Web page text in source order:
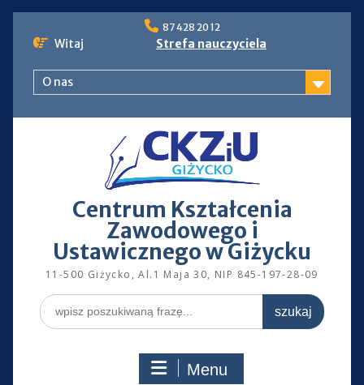
to
87 428 20 12
Witaj Strefa nauczyciela
O nas
Centrum Kształcenia
Zawodowego i
Ustawicznego w Giżycku
11-500 Giżycko, Al.1 Maja 30, NIP 845-197-28-09
Search
for:
Menu